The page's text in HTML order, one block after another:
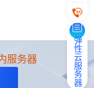
弹性云服务器
服务器